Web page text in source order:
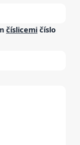
číslicemi číslo